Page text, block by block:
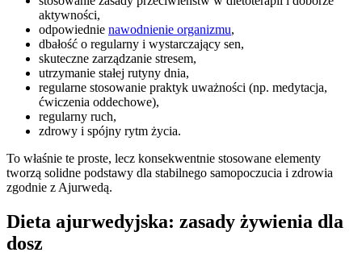
aktywności,
odpowiednie nawodnienie organizmu,
dbałość o regularny i wystarczający sen,
skuteczne zarządzanie stresem,
utrzymanie stałej rutyny dnia,
regularne stosowanie praktyk uważności (np. medytacja,
ćwiczenia oddechowe),
regularny ruch,
zdrowy i spójny rytm życia.
To właśnie te proste, lecz konsekwentnie stosowane elementy
tworzą solidne podstawy dla stabilnego samopoczucia i zdrowia
zgodnie z Ajurwedą.
Dieta ajurwedyjska: zasady żywienia dla
dosz